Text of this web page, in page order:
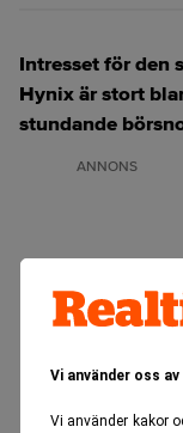
Vi använder oss
Vi använder kakor
Intresset för den
Hynix är stort
stundande
ANNONS